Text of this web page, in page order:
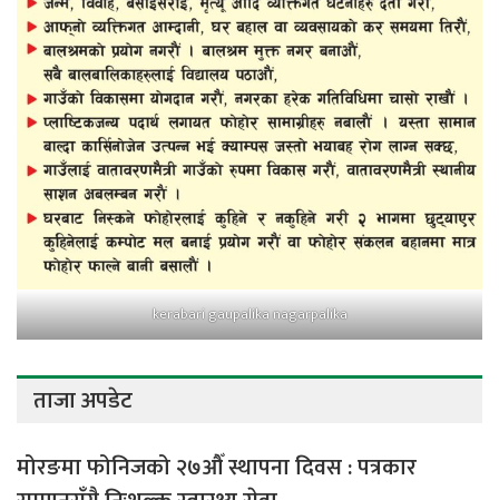
kerabari gaupalika nagarpalika
ताजा अपडेट
मोरङमा फोनिजको २७औँ स्थापना दिवस : पत्रकार